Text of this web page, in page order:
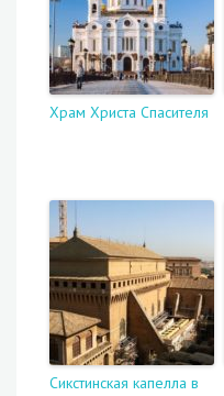
Храм Христа Спасителя
Сикстинская капелла в